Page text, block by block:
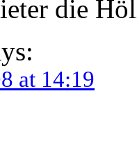
die
at 14:19